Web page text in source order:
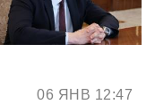
06 ЯНВ 12:47